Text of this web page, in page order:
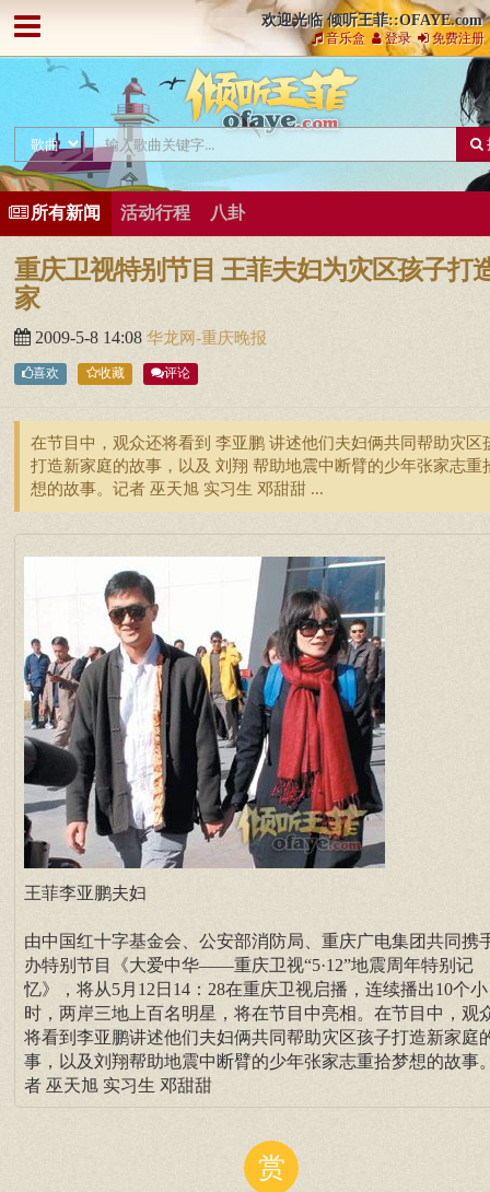
欢迎光临 倾听王菲::OFAYE.com
音乐盒 登录 免费注册
所有新闻 活动行程 八卦
重庆卫视特别节目 王菲夫妇为灾区孩子打
家
2009-5-8 14:08 华龙网-重庆晚报
喜欢 收藏 评论
在节目中，观众还将看到 李亚鹏 讲述他们夫妇俩共同帮助灾区
打造新家庭的故事，以及 刘翔 帮助地震中断臂的少年张家志重
想的故事。记者 巫天旭 实习生 邓甜甜 ...
王菲李亚鹏夫妇
由中国红十字基金会、公安部消防局、重庆广电集团共同携
办特别节目《大爱中华——重庆卫视“5·12”地震周年特别记
忆》，将从5月12日14：28在重庆卫视启播，连续播出10个小
时，两岸三地上百名明星，将在节目中亮相。在节目中，观
将看到李亚鹏讲述他们夫妇俩共同帮助灾区孩子打造新家庭
事，以及刘翔帮助地震中断臂的少年张家志重拾梦想的故事
者 巫天旭 实习生 邓甜甜
赏